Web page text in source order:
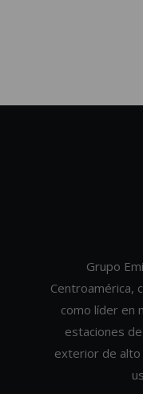
Grupo
Centroamérica,
como líder en
estaciones
exterior de alto